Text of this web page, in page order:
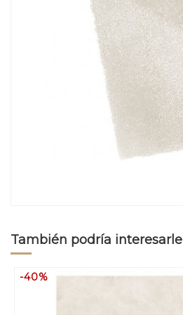
También podría interesarle
-40%